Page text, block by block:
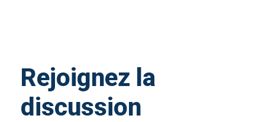
Rejoignez la
discussion